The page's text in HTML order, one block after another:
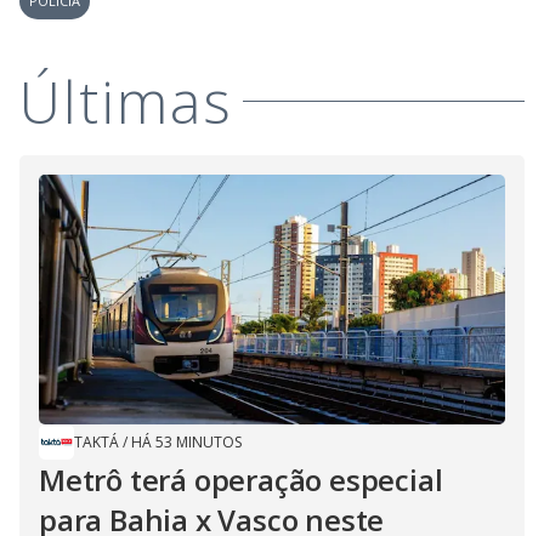
Últimas
TAKTÁ/ HÁ 53 MINUTOS
Metrô terá operação especial
para Bahia x Vasco neste